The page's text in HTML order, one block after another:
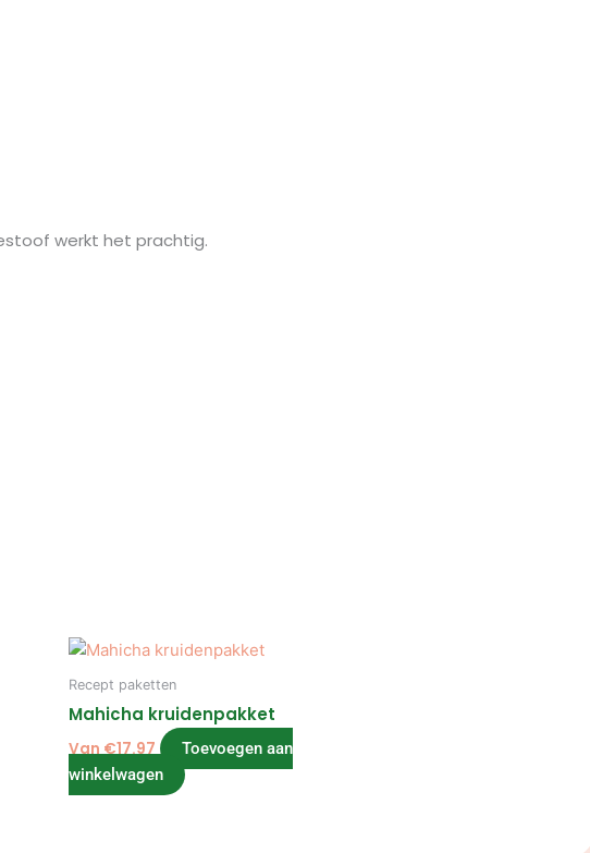
werkt het prachtig.
Recept paketten
Mahicha kruidenpakket
Van€17.97
Toevoegen aan
winkelwagen